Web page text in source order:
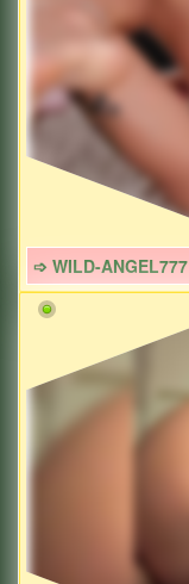
➩ WILD-ANGEL777